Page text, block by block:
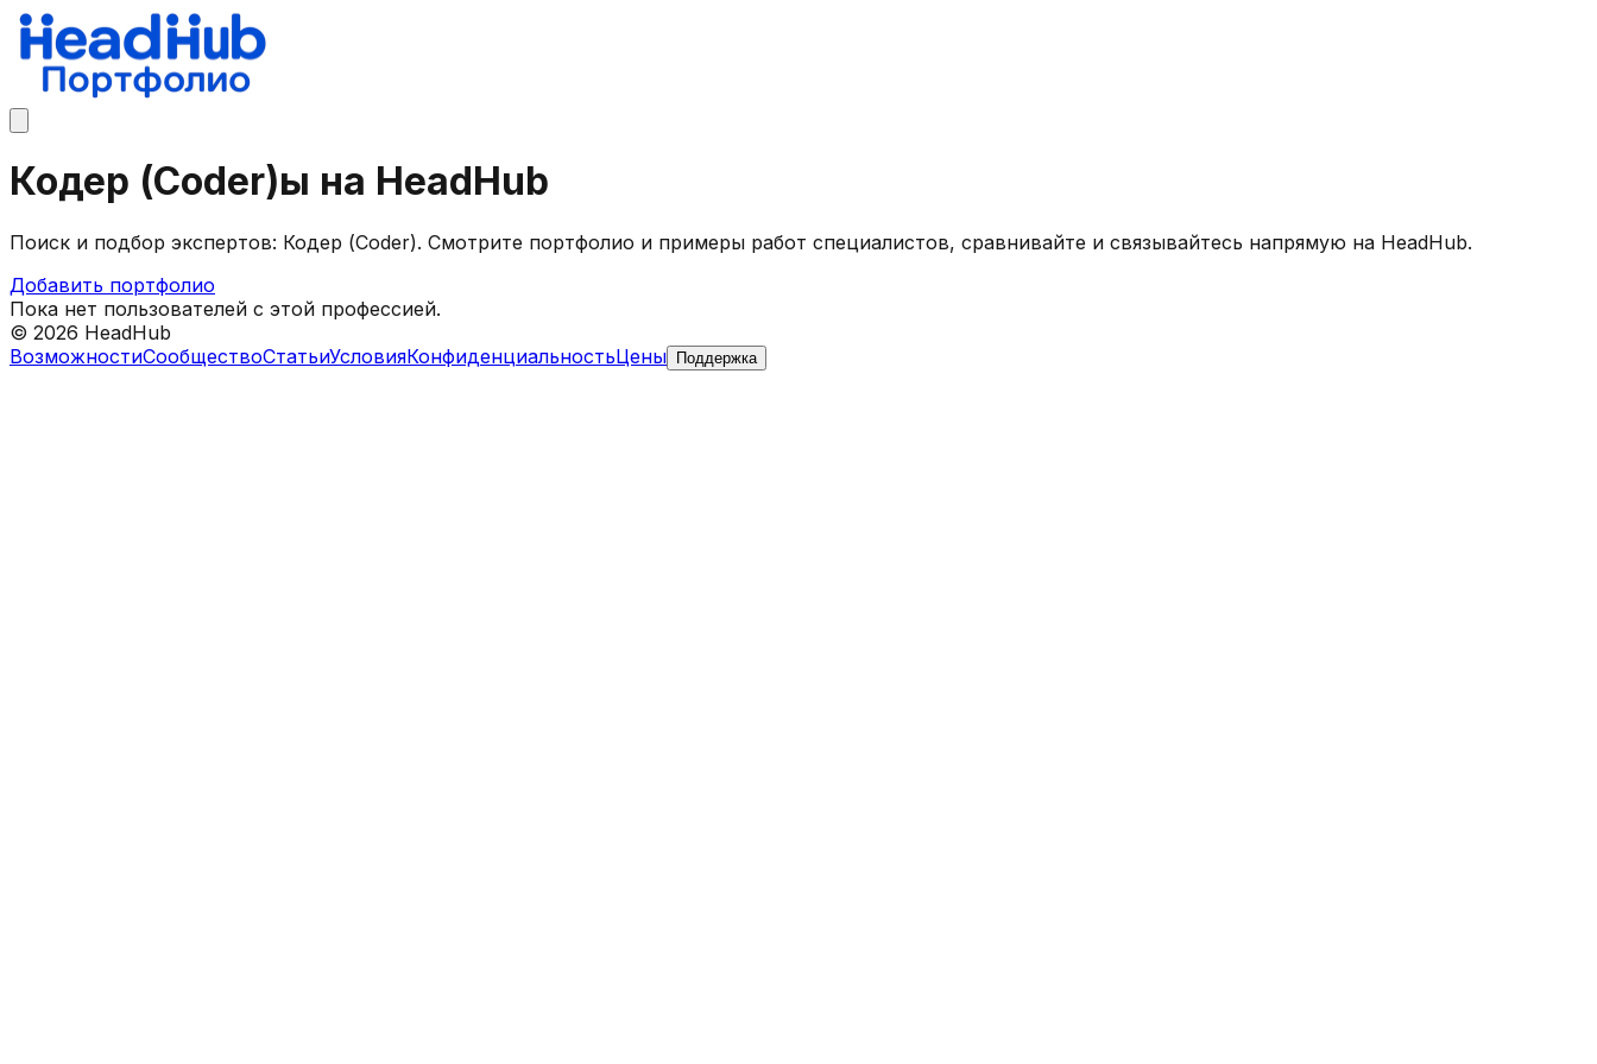
Кодер (Coder)ы на HeadHub
Поиск и подбор экспертов: Кодер (Coder). Смотрите портфолио и примеры работ специалистов, сравнивайте и связывайтесь напрямую на HeadHub.
Добавить портфолио
Пока нет пользователей с этой профессией.
© 2026 HeadHub
ВозможностиСообществоСтатьиУсловияКонфиденциальностьЦены Поддержка